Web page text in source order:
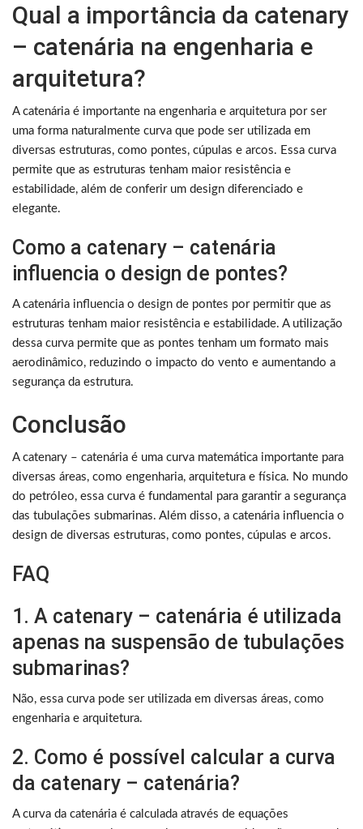
Qual a importância da catenary
– catenária na engenharia e
arquitetura?
A catenária é importante na engenharia e arquitetura por ser
uma forma naturalmente curva que pode ser utilizada em
diversas estruturas, como pontes, cúpulas e arcos. Essa curva
permite que as estruturas tenham maior resistência e
estabilidade, além de conferir um design diferenciado e
elegante.
Como a catenary – catenária
influencia o design de pontes?
A catenária influencia o design de pontes por permitir que as
estruturas tenham maior resistência e estabilidade. A utilização
dessa curva permite que as pontes tenham um formato mais
aerodinâmico, reduzindo o impacto do vento e aumentando a
segurança da estrutura.
Conclusão
A catenary – catenária é uma curva matemática importante para
diversas áreas, como engenharia, arquitetura e física. No mundo
do petróleo, essa curva é fundamental para garantir a segurança
das tubulações submarinas. Além disso, a catenária influencia o
design de diversas estruturas, como pontes, cúpulas e arcos.
FAQ
1. A catenary – catenária é utilizada
apenas na suspensão de tubulações
submarinas?
Não, essa curva pode ser utilizada em diversas áreas, como
engenharia e arquitetura.
2. Como é possível calcular a curva
da catenary – catenária?
A curva da catenária é calculada através de equações